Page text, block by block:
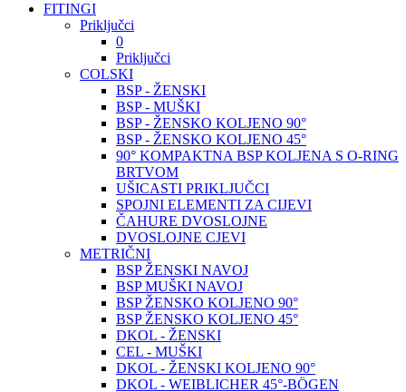
FITINGI
Priključci
0
Priključci
COLSKI
BSP - ŽENSKI
BSP - MUŠKI
BSP - ŽENSKO KOLJENO 90°
BSP - ŽENSKO KOLJENO 45°
90° KOMPAKTNA BSP KOLJENA S O-RING
BRTVOM
UŠICASTI PRIKLJUČCI
SPOJNI ELEMENTI ZA CIJEVI
ČAHURE DVOSLOJNE
DVOSLOJNE CJEVI
METRIČNI
BSP ŽENSKI NAVOJ
BSP MUŠKI NAVOJ
BSP ŽENSKO KOLJENO 90°
BSP ŽENSKO KOLJENO 45°
DKOL - ŽENSKI
CEL - MUŠKI
DKOL - ŽENSKI KOLJENO 90°
DKOL - WEIBLICHER 45°-BÖGEN